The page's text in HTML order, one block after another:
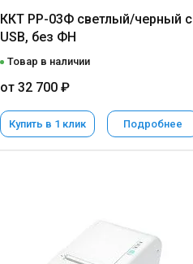
ККТ РР-03Ф светлый/черный с
USB, без ФН
Товар в наличии
от 32 700 ₽
Купить в 1 клик Подробнее